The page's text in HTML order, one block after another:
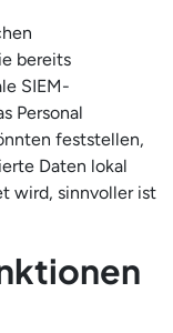
bereits
SIEM-
Personal
feststellen,
Daten lokal
wird, sinnvoller ist